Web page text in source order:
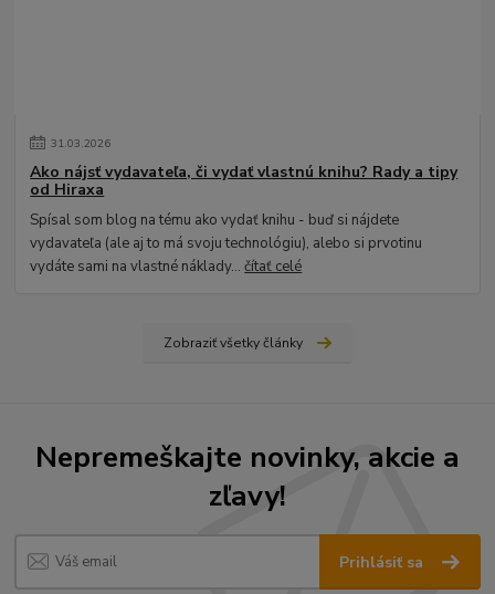
31.03.2026
Ako nájsť vydavateľa, či vydať vlastnú knihu? Rady a tipy
od Hiraxa
Spísal som blog na tému ako vydať knihu - buď si nájdete
vydavateľa (ale aj to má svoju technológiu), alebo si prvotinu
vydáte sami na vlastné náklady...čítať celé
Zobraziť všetky články
Nepremeškajte novinky, akcie a
zľavy!
Prihlásiť sa